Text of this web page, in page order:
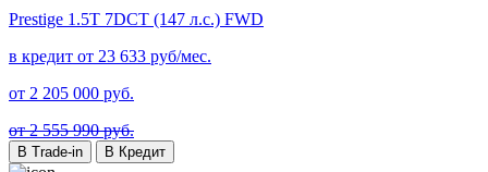
Prestige 1.5T 7DCT (147 л.с.) FWD
в кредит от 23 633 руб/мес.
от 2 205 000 руб.
от 2 555 990 руб.
В Trade-in В Кредит